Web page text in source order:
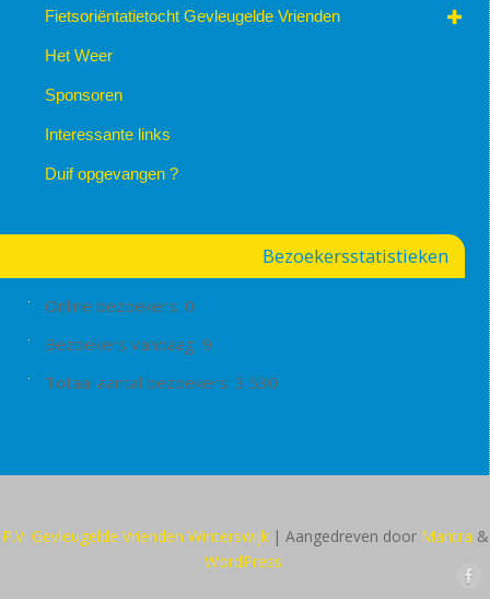
Fietsoriëntatietocht Gevleugelde Vrienden
Het Weer
Sponsoren
Interessante links
Duif opgevangen ?
Bezoekersstatistieken
Online bezoekers: 0
Bezoekers vandaag: 9
Totaal aantal bezoekers: 3.530
P.V. Gevleugelde Vrienden Winterswijk | Aangedreven door Mantra &
WordPress.